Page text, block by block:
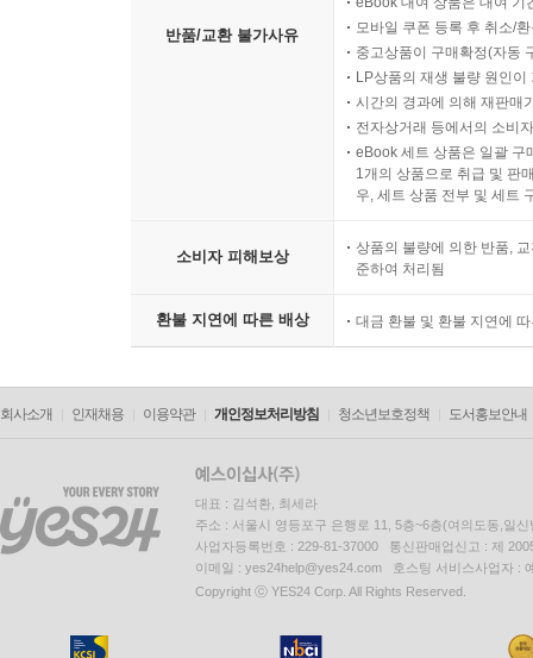
반품/교환 불가사유
모바일 쿠폰 등록 후 취소/
중고상품이 구매확정(자동
LP상품의 재생 불량 원인
시간의 경과에 의해 재판매
전자상거래 등에서의 소비
eBook 세트 상품은 일괄 구
1개의 상품으로 취급 및 판
우, 세트 상품 전부 및 세트
소비자 피해보상
상품의 불량에 의한 반품,
준하여 처리됨
환불 지연에 따른 배상 대금 환불 및 환불 지연에
회사소개 인재채용 이용약관 개인정보처리방침 청소년보호정책 도서홍보안내
대표 : 김석환, 최세라
주소 : 서울시 영등포구 은행로 11, 5층~6층(여의도동,일신
사업자등록번호 : 229-81-37000 통신판매업신고 : 제
이메일 : yes24help@yes24.com 호스팅 서비스사업자 :
Copyright ⓒ YES24 Corp. All Rights Reserved.